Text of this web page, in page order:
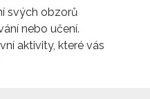
svých obzorů
nebo učení.
aktivity, které vás